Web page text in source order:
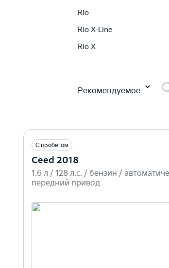
Rio
Rio X-Line
Rio X
Рекомендуемое
С пробегом
Ceed 2018
1.6 л / 128 л.c. / бензин /
передний привод